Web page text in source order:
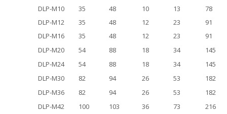
DLP-M10
35 48 10 13
78
DLP-M12
35 48 12 23
91
DLP-M16
35 48 12 23
91
DLP-M20
54 88 18 34
145
DLP-M24
54 88 18 34
145
DLP-M30
82 94 26 53
182
DLP-M36
82 94 26 53
182
DLP-M42
100 103 36 73
216